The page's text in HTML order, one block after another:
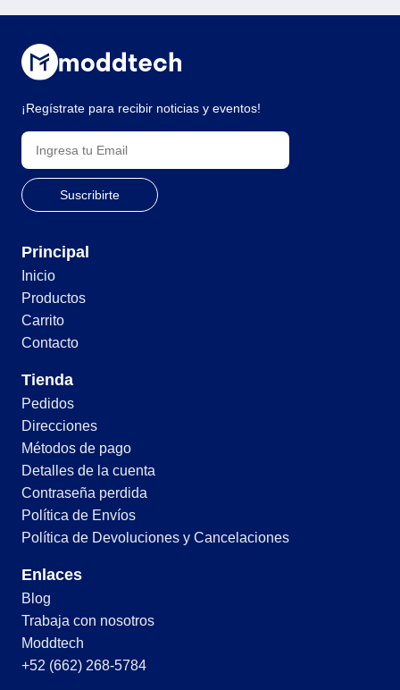
¡Regístrate para recibir noticias y eventos!
Principal
Inicio
Productos
Carrito
Contacto
Tienda
Pedidos
Direcciones
Métodos de pago
Detalles de la cuenta
Contraseña perdida
Política de Envíos
Política de Devoluciones y Cancelaciones
Enlaces
Blog
Trabaja con nosotros
Moddtech
+52 (662) 268-5784